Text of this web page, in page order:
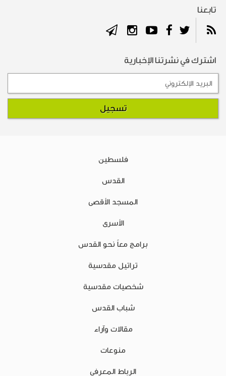
تابعنا
اشترك في نشرتنا الإخبارية
فلسطين
القدس
المسجد الأقصى
الأسرى
برامج معاً نحو القدس
تراتيل مقدسية
شخصيات مقدسية
شباب القدس
مقالات وآراء
منوعات
الرباط المعرفي